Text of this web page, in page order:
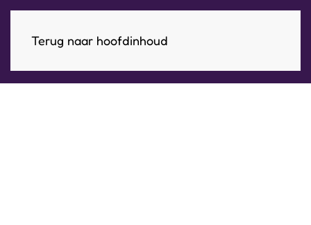
Terug naar hoofdinhoud